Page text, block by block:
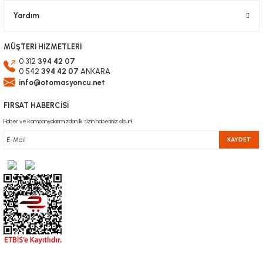
Yardım
MÜŞTERİ HİZMETLERİ
0 312 394 42 07
0 542 394 42 07 ANKARA
info@otomasyoncu.net
FIRSAT HABERCİSİ
Haber ve kampanyalarımızdan ilk sizin haberiniz olsun!
KAYDET